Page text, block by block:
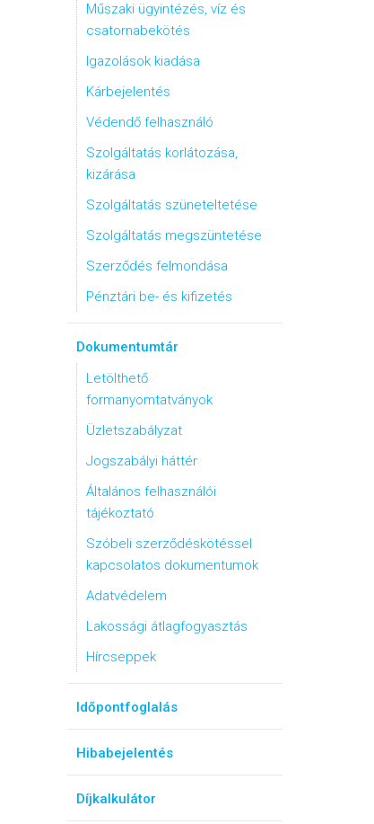
Műszaki ügyintézés, víz és
csatornabekötés
Igazolások kiadása
Kárbejelentés
Védendő felhasználó
Szolgáltatás korlátozása,
kizárása
Szolgáltatás szüneteltetése
Szolgáltatás megszüntetése
Szerződés felmondása
Pénztári be- és kifizetés
Dokumentumtár
Letölthető
formanyomtatványok
Üzletszabályzat
Jogszabályi háttér
Általános felhasználói
tájékoztató
Szóbeli szerződéskötéssel
kapcsolatos dokumentumok
Adatvédelem
Lakossági átlagfogyasztás
Hírcseppek
Időpontfoglalás
Hibabejelentés
Díjkalkulátor